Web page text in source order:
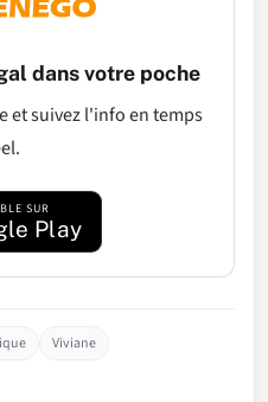
dans votre poche
et suivez l'info en temps
SUR
Play
Viviane